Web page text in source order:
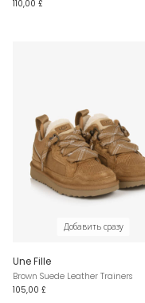
110,00 £
Добавить сразу
Une Fille
Brown Suede Leather Trainers
105,00 £